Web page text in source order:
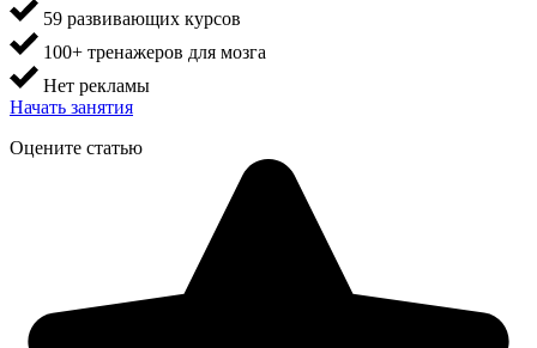
59 развивающих курсов
100+ тренажеров для мозга
Нет рекламы
Начать занятия
Оцените статью